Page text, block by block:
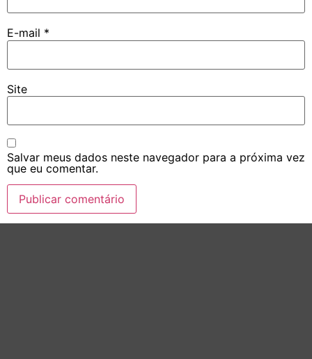
E-mail *
Site
Salvar meus dados neste navegador para a próxima vez
que eu comentar.